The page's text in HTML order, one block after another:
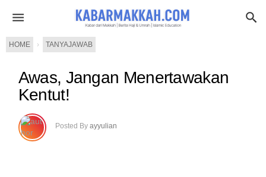
HOME › TANYAJAWAB
Awas, Jangan Menertawakan
Kentut!
Posted By ayyulian